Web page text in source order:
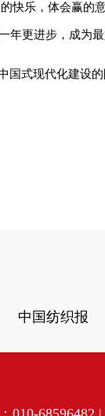
快乐，体会赢的
年更进步，成为
国式现代化建设
中国纺织报